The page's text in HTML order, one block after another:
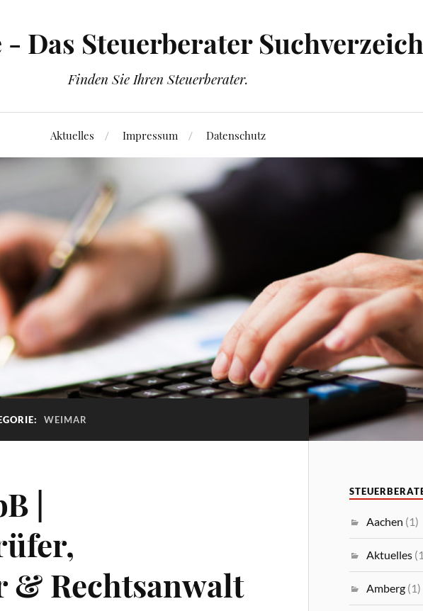
- Das Steuerberater
Finden Sie Ihren Steuerberater.
Aktuelles Impressum Datenschutz
WEIMAR
|
& Rechtsanwalt
Aachen (1)
Aktuelles
Amberg (1)